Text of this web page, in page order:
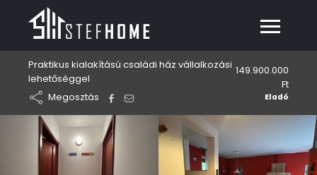
Praktikus kialakítású családi ház vállalkozási
lehetőséggel
Megosztás
149.900.000
Ft
Eladó